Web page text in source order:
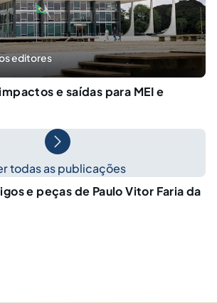
editores
e saídas para MEI e
todas as publicações
e peças de Paulo Vitor Faria da